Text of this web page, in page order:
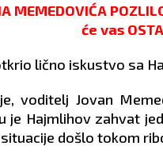
MEMEDOVIĆA
će vas
lično iskustvo sa
voditelj Jovan
je Hajmlihov zahvat
došlo tokom
se da
i razradite
će
okolnosti.
na
kad ste s
ne biste
s